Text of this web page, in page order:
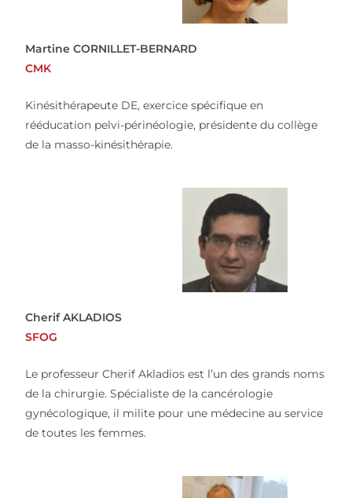
Martine CORNILLET-BERNARD
CMK
Kinésithérapeute DE, exercice spécifique en
rééducation pelvi-périnéologie, présidente du collège
de la masso-kinésithérapie.
Cherif AKLADIOS
SFOG
Le professeur Cherif Akladios est l’un des grands noms
de la chirurgie. Spécialiste de la cancérologie
gynécologique, il milite pour une médecine au service
de toutes les femmes.